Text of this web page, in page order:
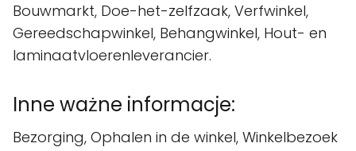
Bouwmarkt, Doe-het-zelfzaak, Verfwinkel,
Gereedschapwinkel, Behangwinkel, Hout- en
laminaatvloerenleverancier.
Inne ważne informacje:
Bezorging, Ophalen in de winkel, Winkelbezoek